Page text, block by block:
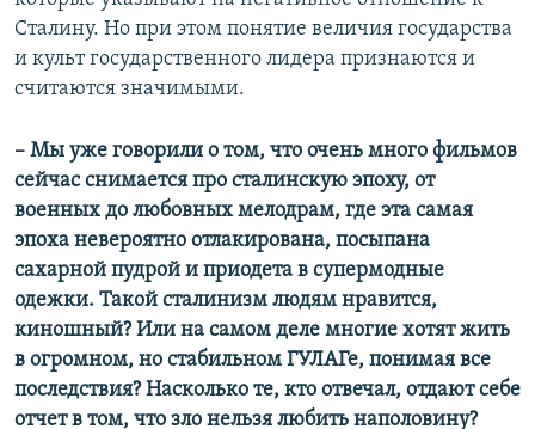
Сталину. Но при этом понятие величия государства
и культ государственного лидера признаются и
считаются значимыми.
– Мы уже говорили о том, что очень много фильмов
сейчас снимается про сталинскую эпоху, от
военных до любовных мелодрам, где эта самая
эпоха невероятно отлакирована, посыпана
сахарной пудрой и приодета в супермодные
одежки. Такой сталинизм людям нравится,
киношный? Или на самом деле многие хотят жить
в огромном, но стабильном ГУЛАГе, понимая все
последствия? Насколько те, кто отвечал, отдают себе
отчет в том, что зло нельзя любить наполовину?